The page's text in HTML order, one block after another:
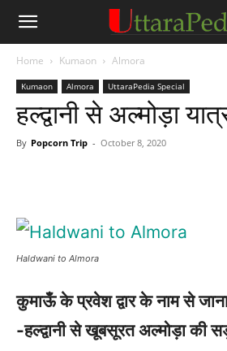
Home Kumaon Almora
Kumaon Almora UttaraPedia Special
हल्द्वानी से अल्मोड़ा
By Popcorn Trip - October 8, 2020
Haldwani to Almora
कुमाऊँ के प्रवेश द्वार के नाम से
-हल्द्वानी से खूबसूरत अल्मोड़ा की